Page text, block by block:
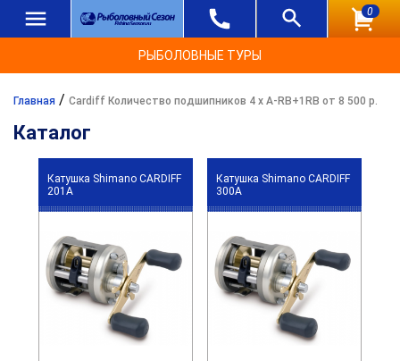
0
РЫБОЛОВНЫЕ ТУРЫ
Главная / Cardiff Количество подшипников 4 х A-RB+1RB от 8 500 р.
Каталог
Катушка Shimano CARDIFF
201A
Катушка Shimano CARDIFF
300A